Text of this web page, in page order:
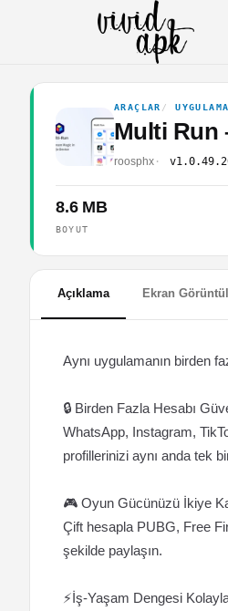
ARAÇLAR
Multi Run
roosphx
8.6 MB
BOYUT
Açıklama Ekran
Aynı uygulamanın birden
🔒 ​​Birden Fazla Hesabı
WhatsApp, Instagram,
profillerinizi aynı anda tek
🎮 Oyun Gücünüzü İkiye
Çift hesapla PUBG, Free
şekilde paylaşın.
⚡İş-Yaşam Dengesi